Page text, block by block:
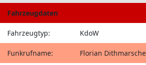
Fahrzeugdaten
Fahrzeugtyp: KdoW
Funkrufname: Florian